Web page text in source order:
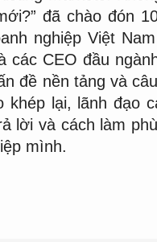
đã chào đón
nghiệp Việt
các CEO đầu
đề nền tảng và
khép lại, lãnh đạo
lời và cách làm
mình.